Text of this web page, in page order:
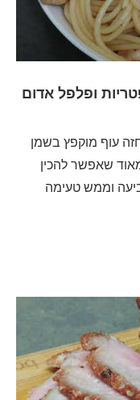
ופלפל אדום
עוף מוקפץ בשמן
שאפשר להכין
וממש טעימה